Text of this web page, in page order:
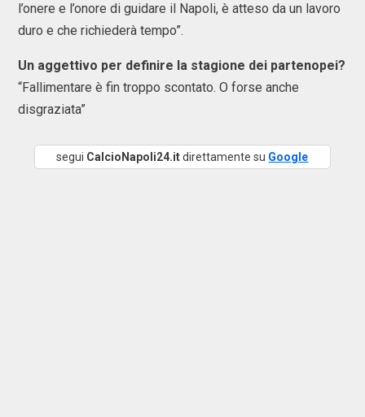
l’onere e l’onore di guidare il Napoli, è atteso da un lavoro
duro e che richiederà tempo”.
Un aggettivo per definire la stagione dei partenopei?
“Fallimentare è fin troppo scontato. O forse anche
disgraziata”
segui CalcioNapoli24.itdirettamente su Google